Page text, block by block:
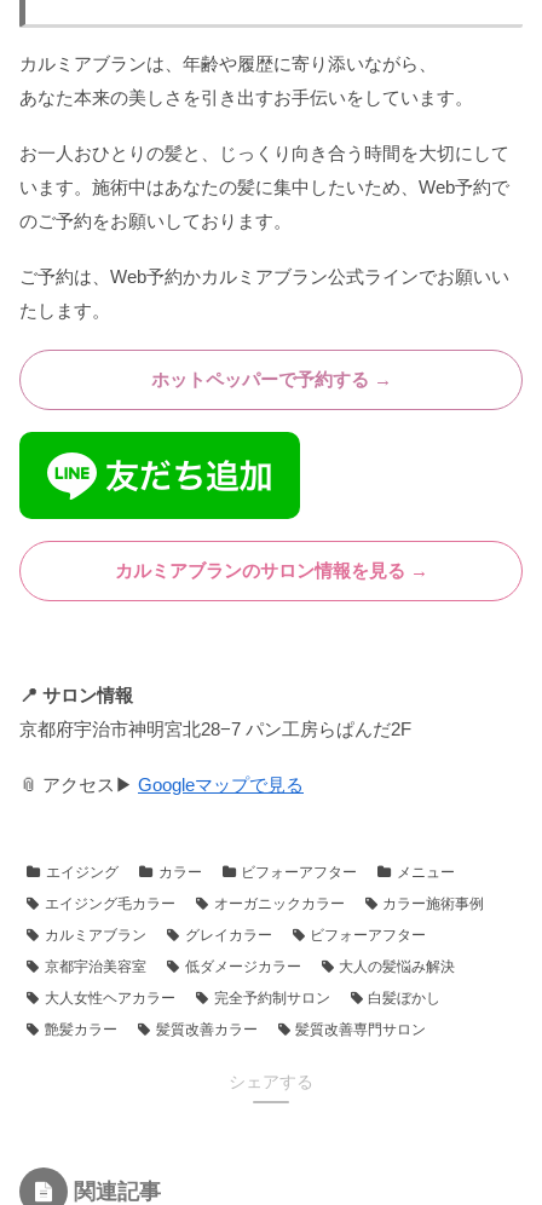
カルミアブランは、年齢や履歴に寄り添いながら、
あなた本来の美しさを引き出すお手伝いをしています。
お一人おひとりの髪と、じっくり向き合う時間を大切にして
います。施術中はあなたの髪に集中したいため、Web予約で
のご予約をお願いしております。
ご予約は、Web予約かカルミアブラン公式ラインでお願いい
たします。
ホットペッパーで予約する →
カルミアブランのサロン情報を見る →
📍 サロン情報
京都府宇治市神明宮北28−7 パン工房らぱんだ2F
📎 アクセス▶︎ Googleマップで見る
エイジング カラー ビフォーアフター
メニュー
エイジング毛カラー
オーガニックカラー
カラー施術事例
カルミアブラン
グレイカラー
ビフォーアフター
京都宇治美容室
低ダメージカラー
大人の髪悩み解決
大人女性ヘアカラー
完全予約制サロン
白髪ぼかし
艶髪カラー
髪質改善カラー 髪質改善専門サロン
シェアする
関連記事